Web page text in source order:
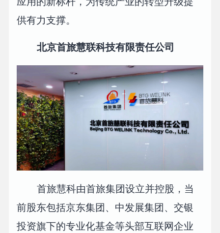
供有力支撑。
北京首旅慧联科技有限责任公司
首旅慧科由首旅集团设立并控股，当
前股东包括京东集团、中发展集团、交银
投资旗下的专业化基金等头部互联网企业